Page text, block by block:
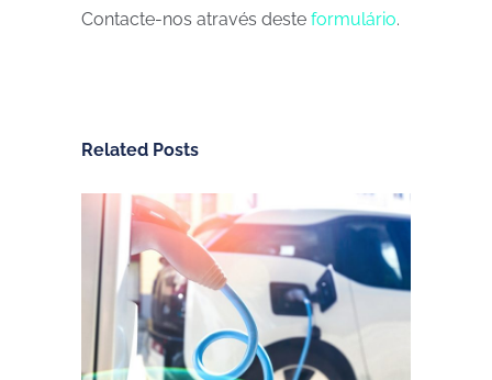
Contacte-nos através deste formulário.
Related Posts